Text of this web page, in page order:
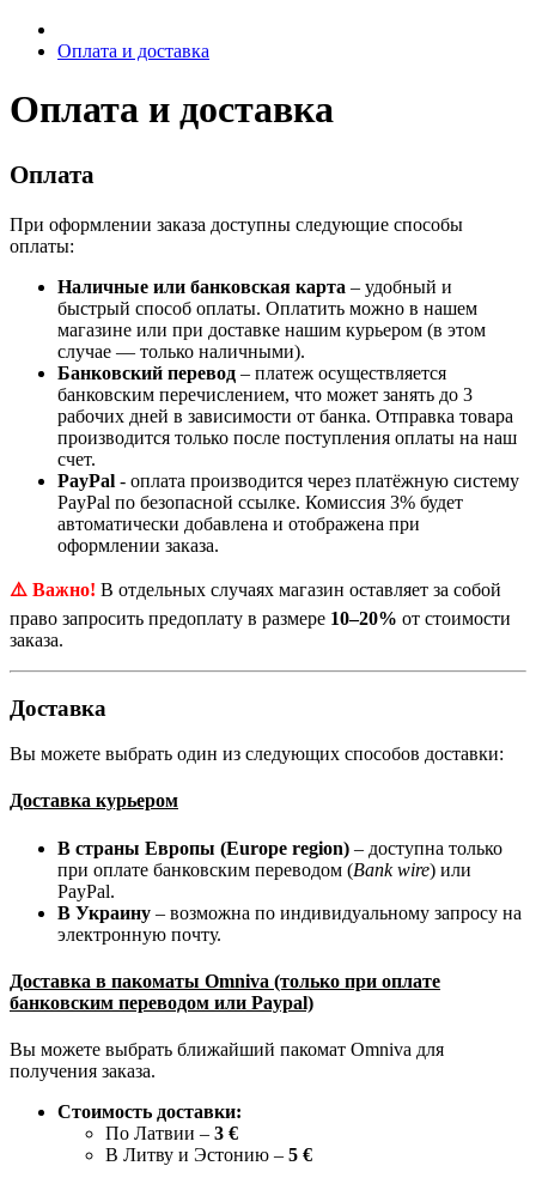
Оплата и доставка
Оплата и доставка
Оплата
При оформлении заказа доступны следующие способы
оплаты:
Наличные или банковская карта – удобный и
быстрый способ оплаты. Оплатить можно в нашем
магазине или при доставке нашим курьером (в этом
случае — только наличными).
Банковский перевод – платеж осуществляется
банковским перечислением, что может занять до 3
рабочих дней в зависимости от банка. Отправка товара
производится только после поступления оплаты на наш
счет.
PayPal - оплата производится через платёжную систему
PayPal по безопасной ссылке. Комиссия 3% будет
автоматически добавлена и отображена при
оформлении заказа.
⚠️ Важно! В отдельных случаях магазин оставляет за собой
право запросить предоплату в размере 10–20% от стоимости
заказа.
Доставка
Вы можете выбрать один из следующих способов доставки:
Доставка курьером
В страны Европы (Europe region) – доступна только
при оплате банковским переводом (Bank wire) или
PayPal.
В Украину – возможна по индивидуальному запросу на
электронную почту.
Доставка в пакоматы Omniva (только при оплате
банковским переводом или Paypal)
Вы можете выбрать ближайший пакомат Omniva для
получения заказа.
Стоимость доставки:
По Латвии – 3 €
В Литву и Эстонию – 5 €